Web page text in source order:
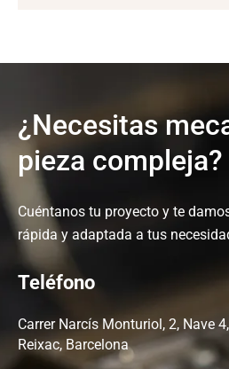
¿Necesitas
pieza compleja?
Cuéntanos tu proyecto y te
rápida y adaptada a tus
Teléfono
Carrer Narcís Monturiol, 2, Nave
Reixac, Barcelona